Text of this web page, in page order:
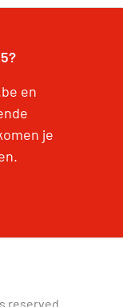
en
je
reserved